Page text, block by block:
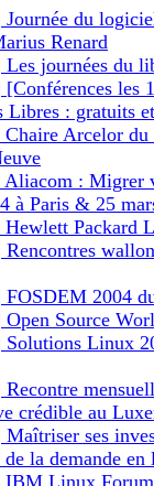
Journée du
Renard
journées du
les
Libres : gratuits
Arcelor du
Aliacom : Migrer
à Paris & 25
Hewlett Packard
FOSDEM 2004
Source
Solutions Linux
crédible au
ses
de la demande
IBM Linux